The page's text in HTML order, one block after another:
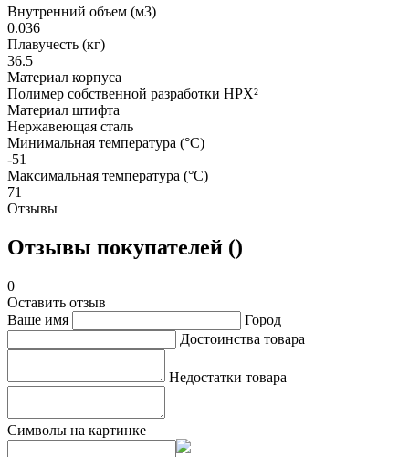
Внутренний объем (м3)
0.036
Плавучесть (кг)
36.5
Материал корпуса
Полимер собственной разработки HPX²
Материал штифта
Нержавеющая сталь
Минимальная температура (°C)
-51
Максимальная температура (°C)
71
Отзывы
Отзывы покупателей ()
0
Оставить отзыв
Ваше имя
Город
Достоинства товара
Недостатки товара
Символы на картинке